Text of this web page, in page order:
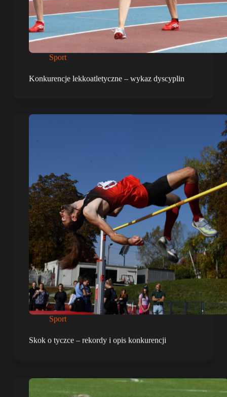
Sport
Konkurencje lekkoatletyczne – wykaz dyscyplin
Sport
Skok o tyczce – rekordy i opis konkurencji